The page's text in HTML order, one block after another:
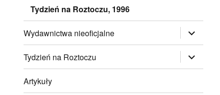
Tydzień na Roztoczu, 1996
Wydawnictwa nieoficjalne rozwiń
menu
potomne
Tydzień na Roztoczu
rozwiń
menu
potomne
Artykuły